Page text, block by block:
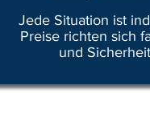
Jede Situation ist
Preise richten sich
und